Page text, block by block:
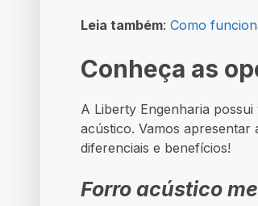
Leia também: Como
Conheça as
A Liberty Engenharia
acústico. Vamos
diferenciais e benefícios!
Forro acústico